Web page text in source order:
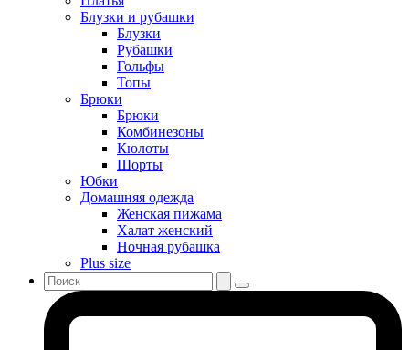
Блузки и рубашки
Блузки
Рубашки
Гольфы
Топы
Брюки
Брюки
Комбинезоны
Кюлоты
Шорты
Юбки
Домашняя одежда
Женская пижама
Халат женский
Ночная рубашка
Plus size